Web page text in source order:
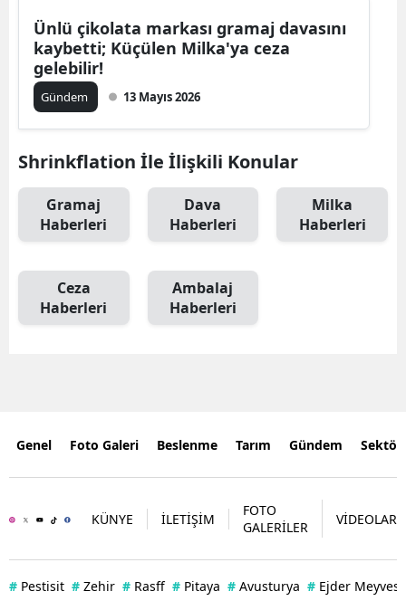
Ünlü çikolata markası gramaj davasını
kaybetti; Küçülen Milka'ya ceza
gelebilir!
Gündem 13 Mayıs 2026
Shrinkflation İle İlişkili Konular
Gramaj
Haberleri
Dava
Haberleri
Milka
Haberleri
Ceza
Haberleri
Ambalaj
Haberleri
Genel Foto Galeri Beslenme Tarım Gündem
KÜNYE İLETİŞİM
FOTO
GALERİLER
VİDEOLAR
# Pestisit # Zehir # Rasff # Pitaya # Avusturya # Ejder Meyvesi